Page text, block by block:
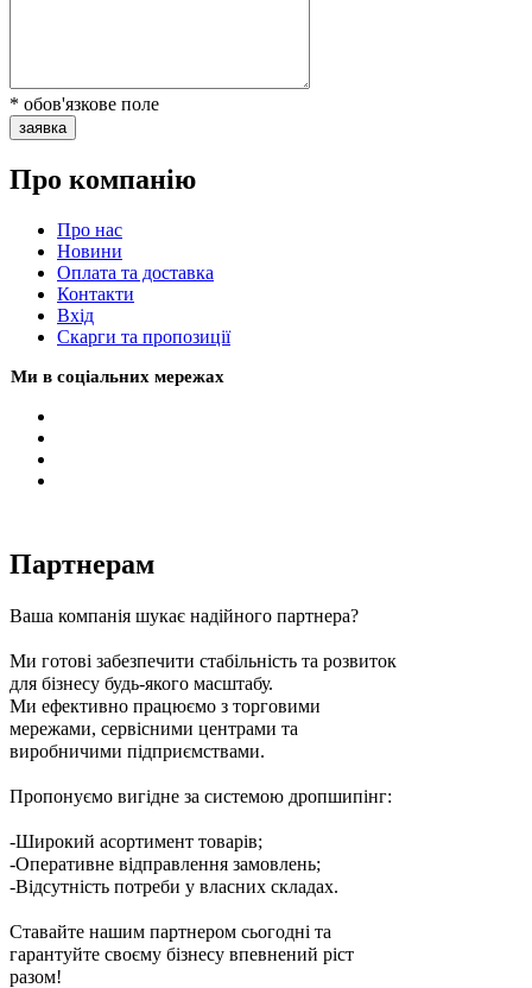
* обов'язкове поле
заявка
Про компанію
Про нас
Новини
Оплата та доставка
Контакти
Вхiд
Скарги та пропозиції
Ми в соціальних мережах
Партнерам
Ваша компанія шукає надійного партнера?
Ми готові забезпечити стабільність та розвиток
для бізнесу будь-якого масштабу.
Ми ефективно працюємо з торговими
мережами, сервісними центрами та
виробничими підприємствами.
Пропонуємо вигідне за системою дропшипінг:
-Широкий асортимент товарів;
-Оперативне відправлення замовлень;
-Відсутність потреби у власних складах.
Ставайте нашим партнером сьогодні та
гарантуйте своєму бізнесу впевнений ріст
разом!